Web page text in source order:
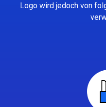
Logo wird jedoch von